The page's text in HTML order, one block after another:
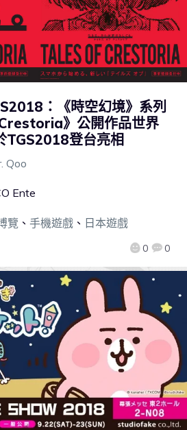
：《時空幻境》系列
》公開作品世界
登台亮相
Qoo
0 0
Ente
覽 、 手機遊戲、 日本遊戲